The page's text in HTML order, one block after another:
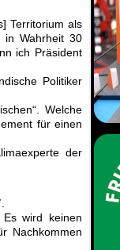
Territorium als
in Wahrheit 30
ich Präsident
Politiker
Welche
für einen
der
wird keinen
Nachkommen